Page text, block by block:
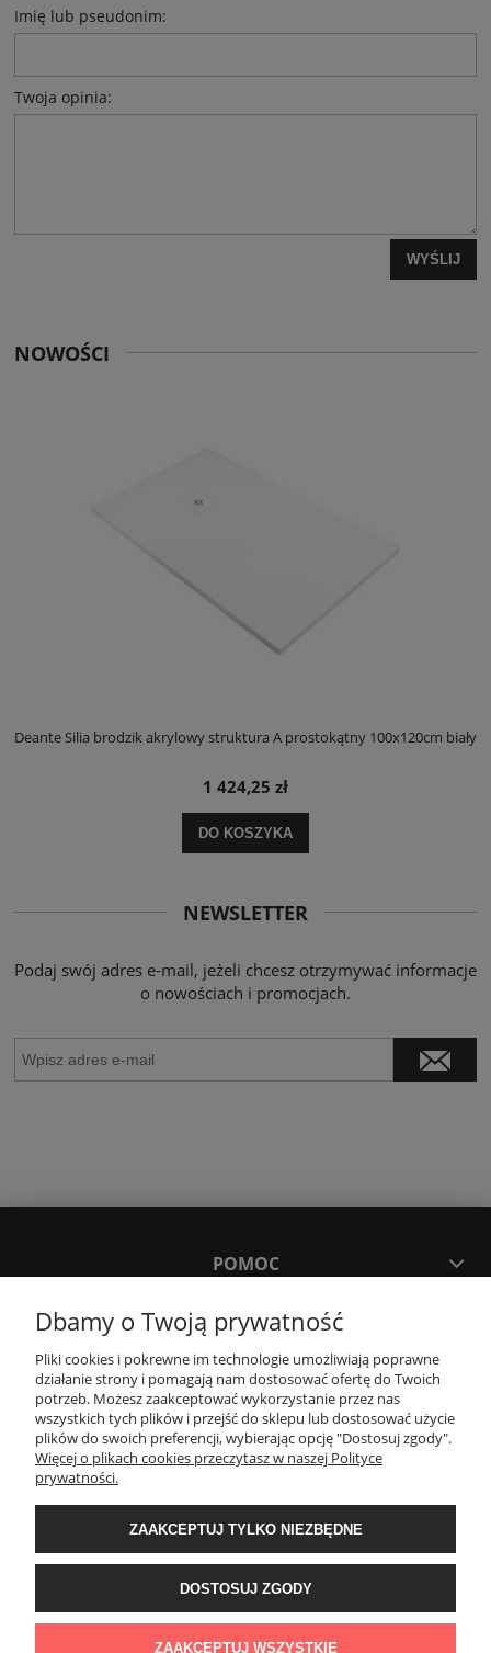
Imię lub pseudonim:
Twoja opinia:
WYŚLIJ
NOWOŚCI
Deante Silia brodzik akrylowy struktura A prostokątny 100x120cm biały
1 424,25 zł
DO KOSZYKA
NEWSLETTER
Podaj swój adres e-mail, jeżeli chcesz otrzymywać informacje
o nowościach i promocjach.
POMOC
MOJE KONTO
PŁATNOŚCI I DOSTAWA
KONTAKT
Wyposażenie łazienek Łazienki.eco | Pawła 23, 41-708 Ruda Śląska | E-mail:
sklep@lazienki.eco | Tel.: 600 012 164 lub 600 012 159 | TGS Przemysław
Stoń | NIP: 6312213594 | REGON: 276403698
Dbamy o Twoją prywatność
Pliki cookies i pokrewne im technologie umożliwiają poprawne
działanie strony i pomagają nam dostosować ofertę do Twoich
potrzeb. Możesz zaakceptować wykorzystanie przez nas
wszystkich tych plików i przejść do sklepu lub dostosować użycie
plików do swoich preferencji, wybierając opcję "Dostosuj zgody".
Więcej o plikach cookies przeczytasz w naszej Polityce
prywatności.
ZAAKCEPTUJ TYLKO NIEZBĘDNE
DOSTOSUJ ZGODY
ZAAKCEPTUJ WSZYSTKIE